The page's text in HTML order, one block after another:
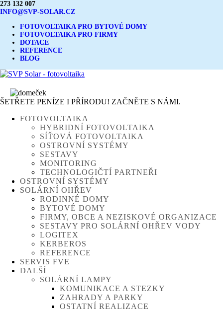
273 132 007
INFO@SVP-SOLAR.CZ
FOTOVOLTAIKA PRO BYTOVÉ DOMY
FOTOVOLTAIKA PRO FIRMY
DOTACE
REFERENCE
BLOG
ŠETŘETE PENÍZE I PŘÍRODU! ZAČNĚTE S NÁMI.
FOTOVOLTAIKA
HYBRIDNÍ FOTOVOLTAIKA
SÍŤOVÁ FOTOVOLTAIKA
OSTROVNÍ SYSTÉMY
SESTAVY
MONITORING
TECHNOLOGIČTÍ PARTNEŘI
OSTROVNÍ SYSTÉMY
SOLÁRNÍ OHŘEV
RODINNÉ DOMY
BYTOVÉ DOMY
FIRMY, OBCE A NEZISKOVÉ ORGANIZACE
SESTAVY PRO SOLÁRNÍ OHŘEV VODY
LOGITEX
KERBEROS
REFERENCE
SERVIS FVE
DALŠÍ
SOLÁRNÍ LAMPY
KOMUNIKACE A STEZKY
ZAHRADY A PARKY
OSTATNÍ REALIZACE